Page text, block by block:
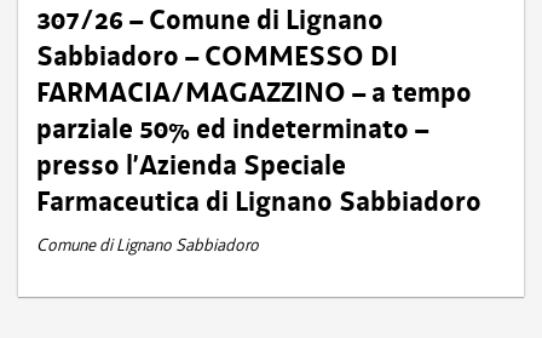
307/26 – Comune di Lignano
Sabbiadoro – COMMESSO DI
FARMACIA/MAGAZZINO – a tempo
parziale 50% ed indeterminato –
presso l’Azienda Speciale
Farmaceutica di Lignano Sabbiadoro
Comune di Lignano Sabbiadoro